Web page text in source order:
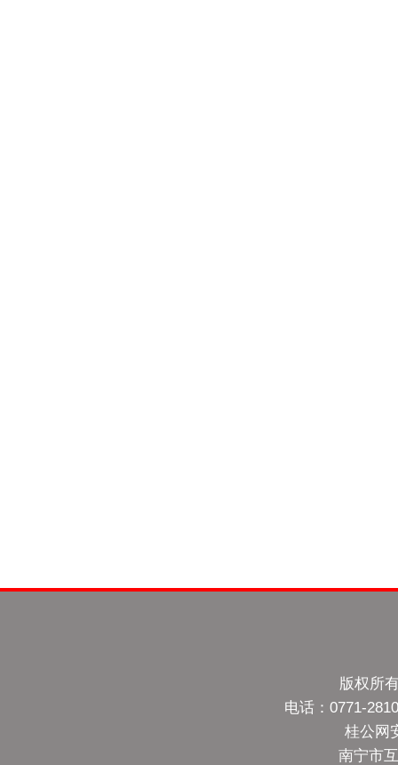
版权所
电话：0771-
桂公网
南宁市